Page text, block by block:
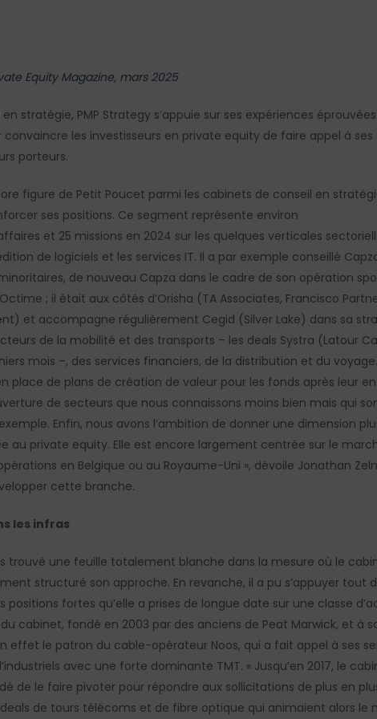
Equity Magazine, mars 2025
stratégie, PMP Strategy s’appuie sur ses expériences
convaincre les investisseurs en private equity de faire appel à
porteurs.
figure de Petit Poucet parmi les cabinets de conseil en
ses positions. Ce segment représente environ
et 25 missions en 2024 sur les quelques verticales
de logiciels et les services IT. Il a par exemple conseillé
de nouveau Capza dans le cadre de son opération
; il était aux côtés d’Orisha (TA Associates, Francisco
et accompagne régulièrement Cegid (Silver Lake) dans sa
de la mobilité et des transports – les deals Systra (Latour
mois –, des services financiers, de la distribution et du
place de plans de création de valeur pour les fonds après leur
de secteurs que nous connaissons moins bien mais qui
Enfin, nous avons l’ambition de donner une dimension
au private equity. Elle est encore largement centrée sur le
en Belgique ou au Royaume-Uni », dévoile Jonathan
cette branche.
les infras
trouvé une feuille totalement blanche dans la mesure où le
structuré son approche. En revanche, il a pu s’appuyer tout
positions fortes qu’elle a prises de longue date sur une classe
cabinet, fondé en 2003 par des anciens de Peat Marwick, et à
effet le patron du cable-opérateur Noos, qui a fait appel à ses
avec une forte dominante TMT. « Jusqu’en 2017, le
de le faire pivoter pour répondre aux sollicitations de plus en
de tours télécoms et de fibre optique qui animaient alors